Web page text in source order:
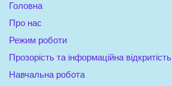
Головна
Про нас
Режим роботи
Прозорість та інформаційна відкритість
Навчальна робота